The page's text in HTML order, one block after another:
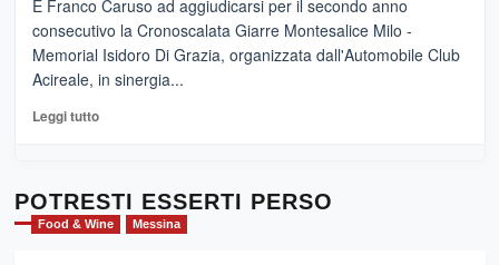
vicoli
medievali
“E
adesso
Pasta
–
Sicilia
l’
evento
per
È Franco Caruso ad aggiudicarsi per il secondo anno
consecutivo la Cronoscalata Giarre Montesalice Milo -
Memorial Isidoro Di Grazia, organizzata dall'Automobile Club
Acireale, in sinergia...
Leggi tuttoLeggi
Cronoscalata
Giarre
Montesalice
POTRESTI ESSERTI PERSO
Food & Wine Messina